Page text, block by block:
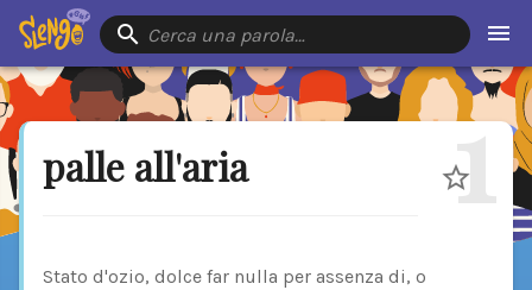
Cerca una parola…
palle all'aria 1
Stato d'ozio, dolce far nulla per assenza di, o